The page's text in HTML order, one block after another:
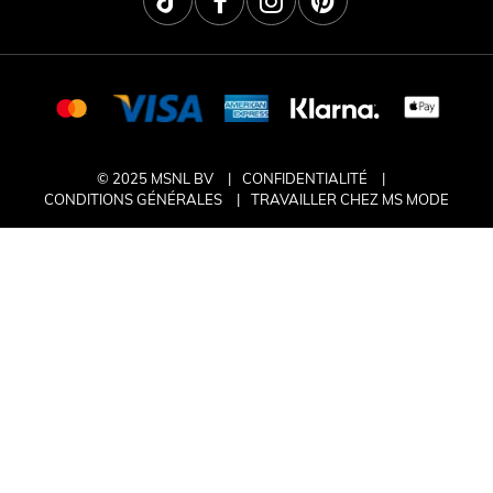
© 2025 MSNL BV
CONFIDENTIALITÉ
CONDITIONS GÉNÉRALES
TRAVAILLER CHEZ MS MODE